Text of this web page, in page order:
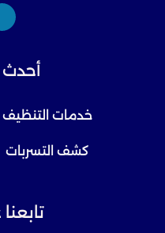
أحدث
خدمات التنظيف
كشف التسربات